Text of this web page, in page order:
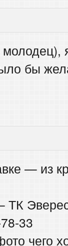
бы
— из
33
чего